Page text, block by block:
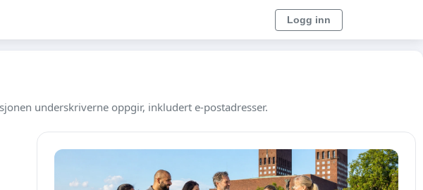
Logg inn
underskriverne oppgir, inkludert e-postadresser.